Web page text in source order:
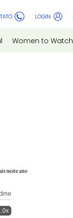
LOGIN
Women to Watch
neste ano